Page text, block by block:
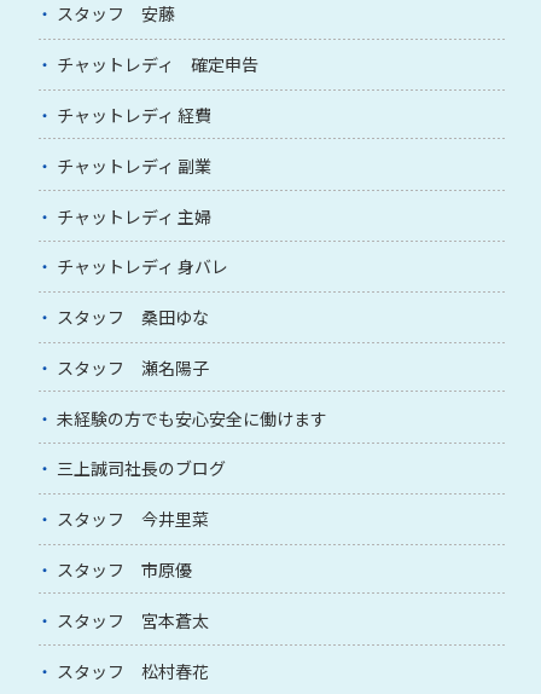
スタッフ 安藤
チャットレディ 確定申告
チャットレディ 経費
チャットレディ 副業
チャットレディ 主婦
チャットレディ 身バレ
スタッフ 桑田ゆな
スタッフ 瀬名陽子
未経験の方でも安心安全に働けます
三上誠司社長のブログ
スタッフ 今井里菜
スタッフ 市原優
スタッフ 宮本蒼太
スタッフ 松村春花